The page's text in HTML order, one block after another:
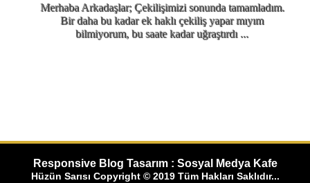
Merhaba Arkadaşlar; Çekilişimizi sonunda tamamladım.
Bir daha bu kadar ek haklı çekiliş yapar mıyım
bilmiyorum, bu saate kadar uğraştırdı ...
Responsive Blog Tasarım : Sosyal Medya Kafe
Hüzün Sarısı Copyright © 2019 Tüm Hakları Saklıdır...